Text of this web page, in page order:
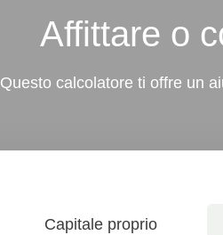
Affittare o
Questo calcolatore ti offre un
Capitale proprio